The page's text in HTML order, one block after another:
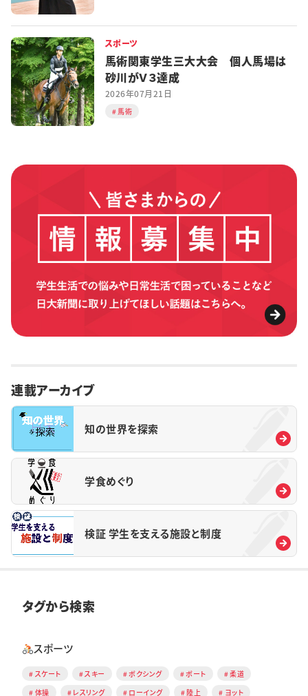
スポーツ
馬術関東学生三大大会 個人馬場は
砂川がＶ３達成
2026年07月21日
馬術
連載アーカイブ
知の世界を探索
学食めぐり
検証 学生を支える施設と制度
タグから検索
スポーツ
スケート スキー ボクシング ボート
柔道
体操
レスリング ローイング 陸上 ヨット